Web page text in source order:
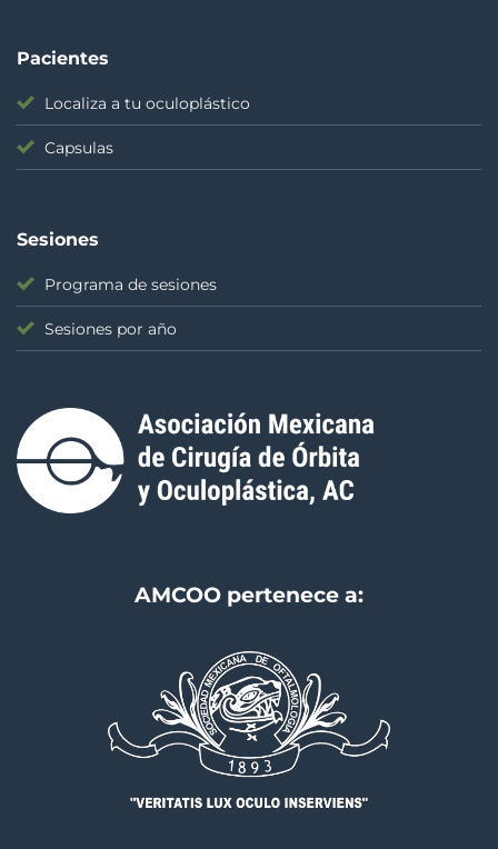
Pacientes
Localiza a tu oculoplástico
Capsulas
Sesiones
Programa de sesiones
Sesiones por año
AMCOO pertenece a: